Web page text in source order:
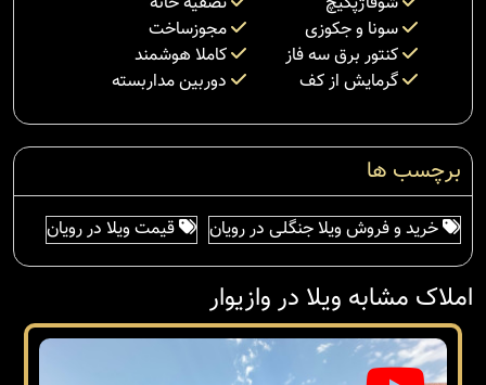
سونا و جکوزی
مجوزساخت
کنتور برق سه فاز
کاملا هوشمند
گرمایش از کف
دوربین مداربسته
برچسب ها
خرید و فروش ویلا جنگلی در رویان قیمت ویلا در رویان
املاک مشابه ویلا در وازیوار